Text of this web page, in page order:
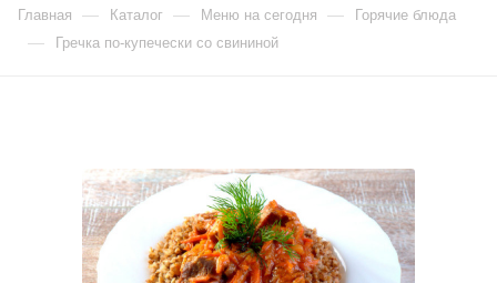
Главная — Каталог — Меню на сегодня — Горячие блюда
— Гречка по-купечески со свининой